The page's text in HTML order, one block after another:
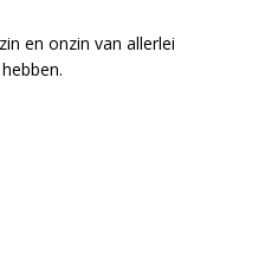
en onzin van allerlei